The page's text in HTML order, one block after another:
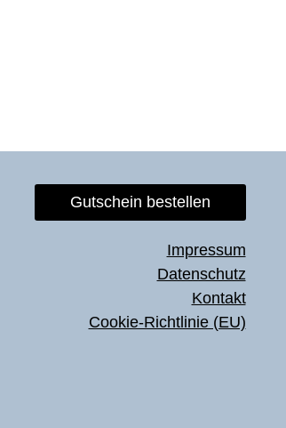
Gutschein bestellen
Impressum
Datenschutz
Kontakt
Cookie-Richtlinie (EU)